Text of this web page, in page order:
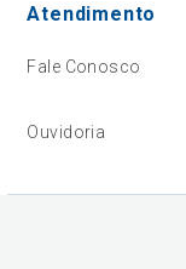
Atendimento
Fale Conosco
Ouvidoria